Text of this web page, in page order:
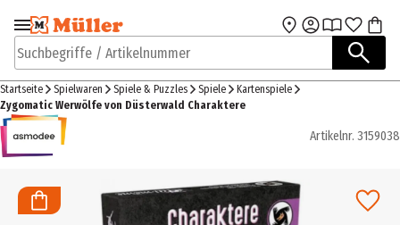
Zur Navigation
springen
Zum Hauptinhalt
Suchbegriffe / Artikelnummer
Startseite Spielwaren Spiele & Puzzles Spiele
Kartenspiele
Zygomatic Werwölfe von Düsterwald Charaktere
Artikelnr. 3159038